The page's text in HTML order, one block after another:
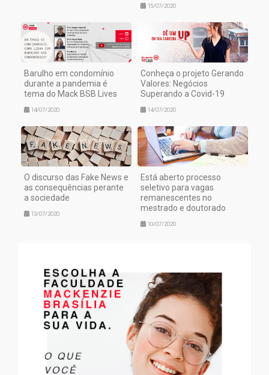
15/07/2020
Barulho em condomínio
durante a pandemia é
tema do Mack BSB Lives
14/07/2020
Conheça o projeto Gerando
Valores: Negócios
Superando a Covid-19
14/07/2020
O discurso das Fake News e
as consequências perante
a sociedade
13/07/2020
Está aberto processo
seletivo para vagas
remanescentes no
mestrado e doutorado
10/07/2020